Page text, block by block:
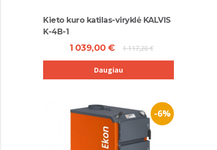
Kieto kuro katilas-viryklė KALVIS
K-4B-1
1 039,00 € 1 117,20 €
Daugiau
-6%